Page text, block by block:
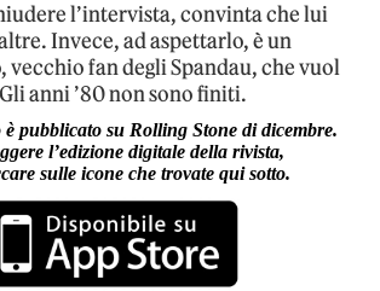
l’intervista, convinta che lui
Invece, ad aspettarlo, è un
vecchio fan degli Spandau, che vuol
anni ’80 non sono finiti.
pubblicato su Rolling Stone di dicembre.
l’edizione digitale della rivista,
sulle icone che trovate qui sotto.